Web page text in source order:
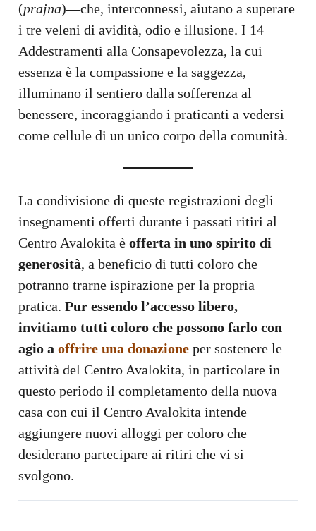
(prajna)—che, interconnessi, aiutano a superare
i tre veleni di avidità, odio e illusione. I 14
Addestramenti alla Consapevolezza, la cui
essenza è la compassione e la saggezza,
illuminano il sentiero dalla sofferenza al
benessere, incoraggiando i praticanti a vedersi
come cellule di un unico corpo della comunità.
La condivisione di queste registrazioni degli
insegnamenti offerti durante i passati ritiri al
Centro Avalokita è offerta in uno spirito di
generosità, a beneficio di tutti coloro che
potranno trarne ispirazione per la propria
pratica. Pur essendo l’accesso libero,
invitiamo tutti coloro che possono farlo con
agio a offrire una donazioneper sostenere le
attività del Centro Avalokita, in particolare in
questo periodo il completamento della nuova
casa con cui il Centro Avalokita intende
aggiungere nuovi alloggi per coloro che
desiderano partecipare ai ritiri che vi si
svolgono.